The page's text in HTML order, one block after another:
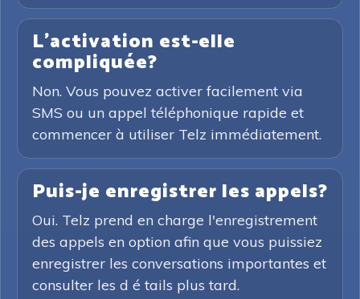
L'activation est-elle
compliquée?
Non. Vous pouvez activer facilement via
SMS ou un appel téléphonique rapide et
commencer à utiliser Telz immédiatement.
Puis-je enregistrer les appels?
Oui. Telz prend en charge l'enregistrement
des appels en option afin que vous puissiez
enregistrer les conversations importantes et
consulter les d é tails plus tard.